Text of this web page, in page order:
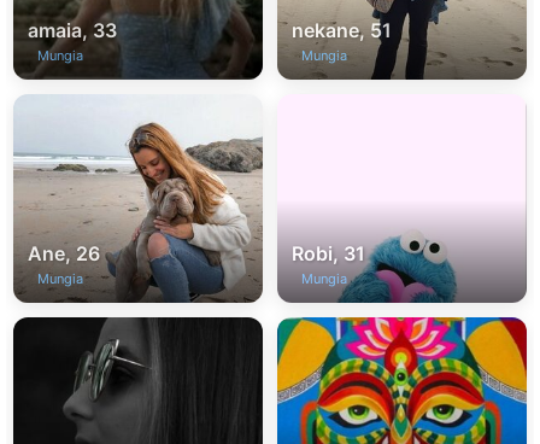
amaia, 33
Mungia
nekane, 51
Mungia
Ane, 26
Mungia
Robi, 31
Mungia